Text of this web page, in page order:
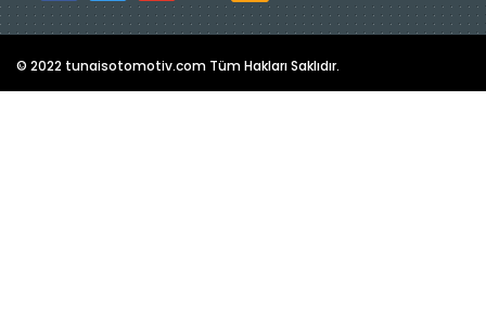
© 2022 tunaisotomotiv.com Tüm Hakları Saklıdır.